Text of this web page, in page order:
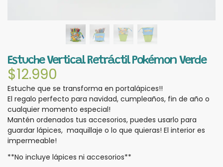
Estuche Vertical Retráctil Pokémon Verde
$12.990
Estuche que se transforma en portalápices!!
El regalo perfecto para navidad, cumpleaños, fin de año o
cualquier momento especial!
Mantén ordenados tus accesorios, puedes usarlo para
guardar lápices, maquillaje o lo que quieras! El interior es
impermeable!
**No incluye lápices ni accesorios**